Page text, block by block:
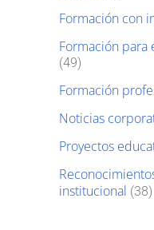
Formación con
Formación para
(49)
Formación
Noticias
Proyectos
institucional (38)